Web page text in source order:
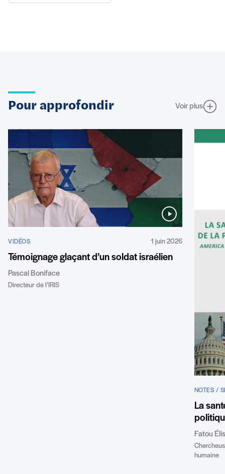
Pour approfondir Voir plus
VIDÉOS 1 juin 2026
Témoignage glaçant d’un soldat israélien
Pascal Boniface
Directeur de l’IRIS
NOTES /
La
Fatou
humaine